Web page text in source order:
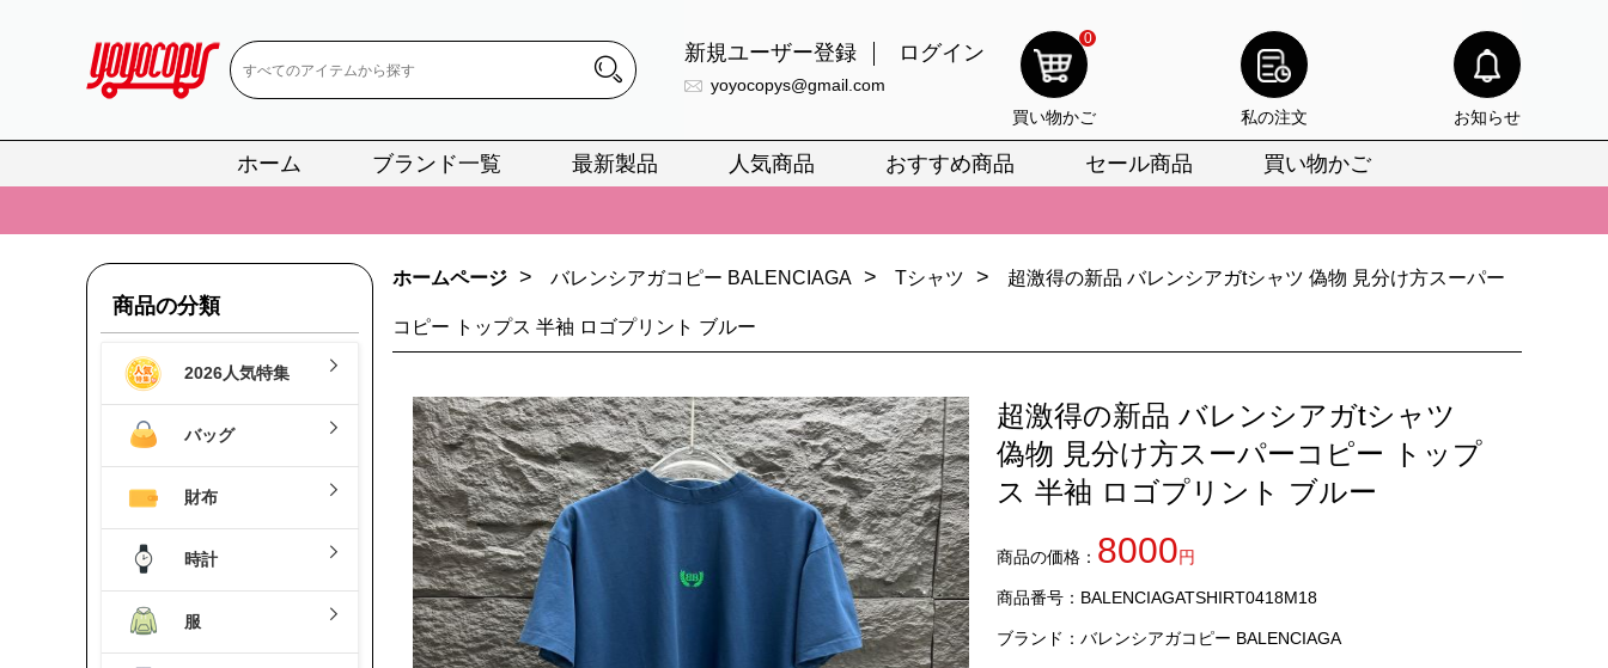
新規ユーザー登録 ログイン
yoyocopys@gmail.com
0
買い物かご 私の注文 お知らせ
ホーム ブランド一覧 最新製品 人気商品 おすすめ商品 セール商品 買い物かご
当店は正真正銘のn級スーパーコピーのみ取扱い。最高品質の再現度を安心してお選びいただけます。
📢 新作入荷！ルイ・ヴィトンスーパーコピー バッグ最新モデルが登場。上質な仕上がりをお見逃しなく。
📢 当店は正真正銘のn級スーパーコピーのみ取扱い。最高品質の再現度を安心してお選びいただけます。
📢 新作入荷！ルイ・ヴィトンスーパーコピー バッグ最新モデルが登場。上質な仕上がりをお見逃しなく。
商品の分類
2026人気特集
バッグ
財布
時計
服
ホームページ > バレンシアガコピー BALENCIAGA > Tシャツ > 超激得の新品 バレンシアガtシャツ 偽物 見分け方スーパー
コピー トップス 半袖 ロゴプリント ブルー
超激得の新品 バレンシアガtシャツ
偽物 見分け方スーパーコピー トップ
ス 半袖 ロゴプリント ブルー
商品の価格： 8000円
商品番号：BALENCIAGATSHIRT0418M18
ブランド： バレンシアガコピー BALENCIAGA